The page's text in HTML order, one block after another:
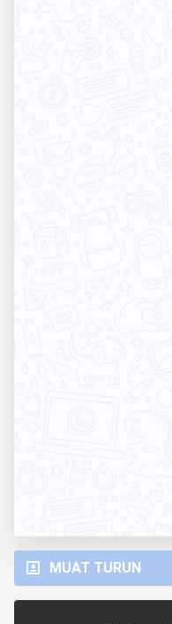
MUAT TURUN